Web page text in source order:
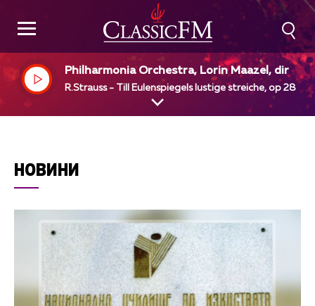
Philharmonia Orchestra, Lorin Maazel, dir
R.Strauss - Till Eulenspiegels lustige streiche, op 28
НОВИНИ